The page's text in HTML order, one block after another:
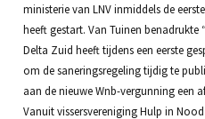
ministerie van LNV inmiddels de
heeft gestart. Van Tuinen benadrukte
Delta Zuid heeft tijdens een eerste
om de saneringsregeling tijdig te
aan de nieuwe Wnb-vergunning een
Vanuit vissersvereniging Hulp in